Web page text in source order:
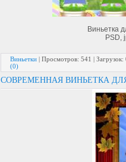
Виньетка
PSD,
Виньетки | Просмотров: 541 | Загрузок:
(0)
СОВРЕМЕННАЯ ВИНЬЕТКА